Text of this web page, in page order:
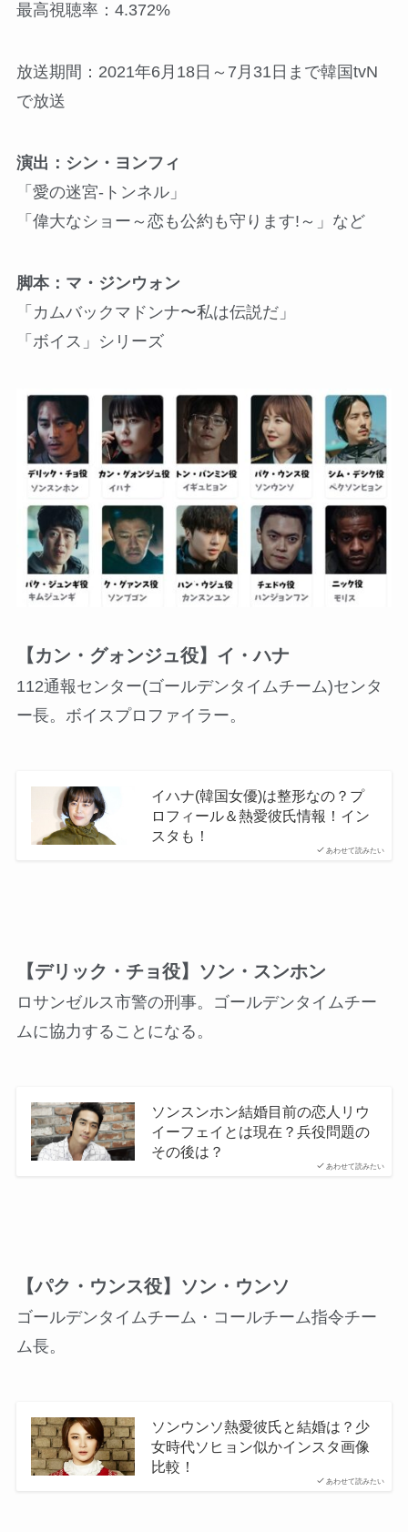
最高視聴率：4.372%
放送期間：2021年6月18日～7月31日まで韓国tvN
で放送
演出：シン・ヨンフィ
「愛の迷宮‐トンネル」
「偉大なショー～恋も公約も守ります!～」など
脚本：マ・ジンウォン
「カムバックマドンナ〜私は伝説だ」
「ボイス」シリーズ
【カン・グォンジュ役】イ・ハナ
112通報センター(ゴールデンタイムチーム)センタ
ー長。ボイスプロファイラー。
あわせて読みたい
イハナ(韓国女優)は整形なの？プ
ロフィール＆熱愛彼氏情報！イン
スタも！
【デリック・チョ役】ソン・スンホン
ロサンゼルス市警の刑事。ゴールデンタイムチー
ムに協力することになる。
あわせて読みたい
ソンスンホン結婚目前の恋人リウ
イーフェイとは現在？兵役問題の
その後は？
【パク・ウンス役】ソン・ウンソ
ゴールデンタイムチーム・コールチーム指令チー
ム長。
あわせて読みたい
ソンウンソ熱愛彼氏と結婚は？少
女時代ソヒョン似かインスタ画像
比較！